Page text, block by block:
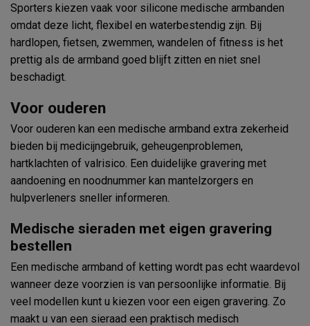
Sporters kiezen vaak voor silicone medische armbanden
omdat deze licht, flexibel en waterbestendig zijn. Bij
hardlopen, fietsen, zwemmen, wandelen of fitness is het
prettig als de armband goed blijft zitten en niet snel
beschadigt.
Voor ouderen
Voor ouderen kan een medische armband extra zekerheid
bieden bij medicijngebruik, geheugenproblemen,
hartklachten of valrisico. Een duidelijke gravering met
aandoening en noodnummer kan mantelzorgers en
hulpverleners sneller informeren.
Medische sieraden met eigen gravering
bestellen
Een medische armband of ketting wordt pas echt waardevol
wanneer deze voorzien is van persoonlijke informatie. Bij
veel modellen kunt u kiezen voor een eigen gravering. Zo
maakt u van een sieraad een praktisch medisch